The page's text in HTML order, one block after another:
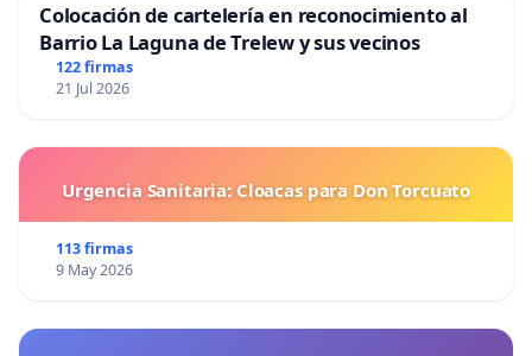
Colocación de cartelería en reconocimiento al
Barrio La Laguna de Trelew y sus vecinos
122 firmas
21 Jul 2026
Urgencia Sanitaria: Cloacas para Don Torcuato
113 firmas
9 May 2026